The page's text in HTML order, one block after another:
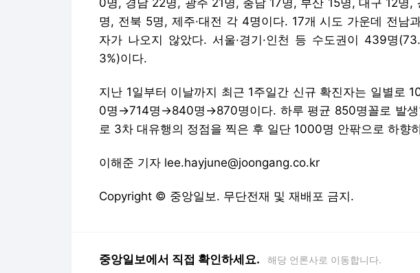
0명, 경남 22명, 광주 21명, 충남 17명, 부산 15명, 대구 12명,
명, 전북 5명, 제주·대전 각 4명이다. 17개 시도 가운데 전남
자가 나오지 않았다. 서울·경기·인천 등 수도권이 439명
3%)이다.
지난 1일부터 이날까지 최근 1주일간 신규 확진자는 일별
0명→714명→840명→870명이다. 하루 평균 850명꼴로 발생
로 3차 대유행의 정점을 찍은 후 일단 1000명 안팎으로 하향
이해준 기자 lee.hayjune@joongang.co.kr
Copyright © 중앙일보. 무단전재 및 재배포 금지.
중앙일보에서 직접 확인하세요. 해당 언론사로 이동합니다.